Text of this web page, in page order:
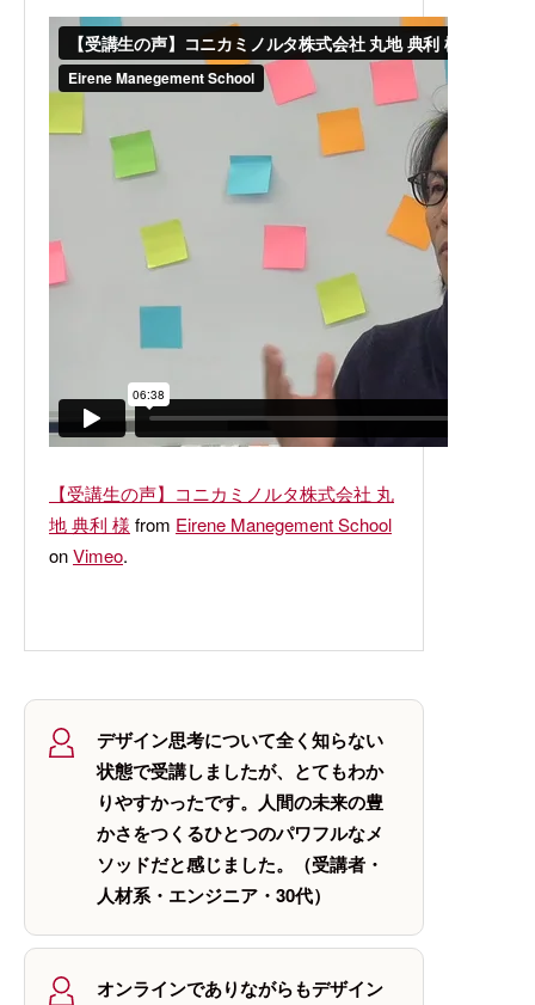
【受講生の声】コニカミノルタ株式会社 丸
地 典利 様 from Eirene Manegement School
onVimeo.
デザイン思考について全く知らない
状態で受講しましたが、とてもわか
りやすかったです。人間の未来の豊
かさをつくるひとつのパワフルなメ
ソッドだと感じました。（受講者・
人材系・エンジニア・30代）
オンラインでありながらもデザイン